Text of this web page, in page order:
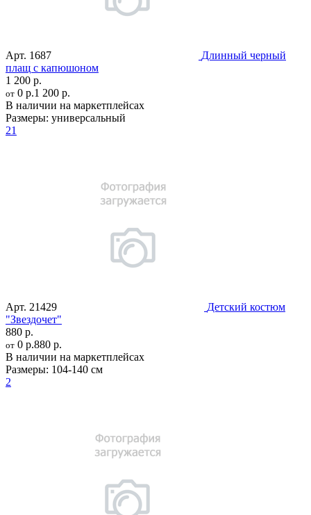
Арт. 1687
Длинный черный
плащ с капюшоном
1 200 р.
от 0 р.1 200 р.
В наличии на маркетплейсах
Размеры: универсальный
21
Арт. 21429
Детский костюм
"Звездочет"
880 р.
от 0 р.880 р.
В наличии на маркетплейсах
Размеры: 104-140 см
2